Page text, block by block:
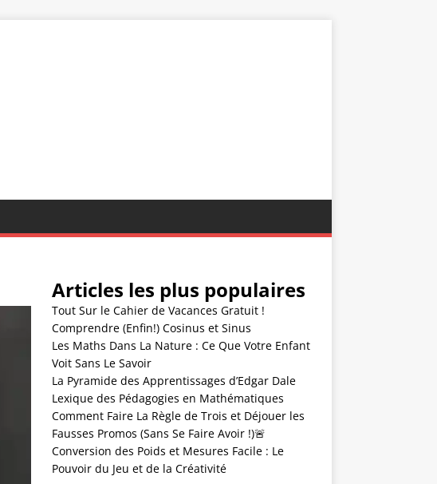
Articles les plus populaires
Tout Sur le Cahier de Vacances Gratuit !
Comprendre (Enfin!) Cosinus et Sinus
Les Maths Dans La Nature : Ce Que Votre Enfant
Voit Sans Le Savoir
La Pyramide des Apprentissages d’Edgar Dale
Lexique des Pédagogies en Mathématiques
Comment Faire La Règle de Trois et Déjouer les
Fausses Promos (Sans Se Faire Avoir !)🚨
Conversion des Poids et Mesures Facile : Le
Pouvoir du Jeu et de la Créativité